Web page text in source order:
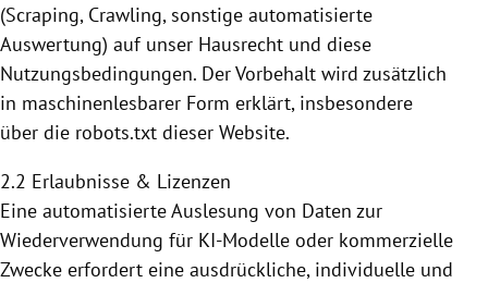
(Scraping, Crawling, sonstige automatisierte
Auswertung) auf unser Hausrecht und diese
Nutzungsbedingungen. Der Vorbehalt wird zusätzlich
in maschinenlesbarer Form erklärt, insbesondere
über die robots.txt dieser Website.
2.2 Erlaubnisse & Lizenzen
Eine automatisierte Auslesung von Daten zur
Wiederverwendung für KI-Modelle oder kommerzielle
Zwecke erfordert eine ausdrückliche, individuelle und